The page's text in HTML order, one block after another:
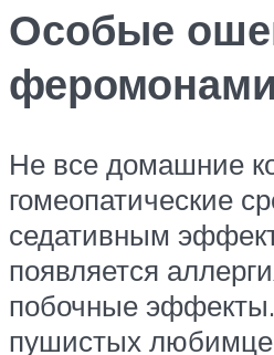
Особые
феромонами
Не все домашние
гомеопатические
седативным
появляется
побочные
пушистых